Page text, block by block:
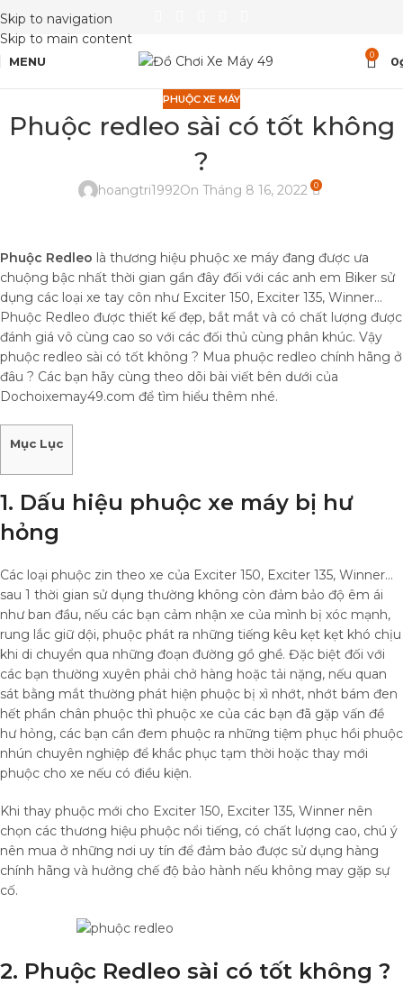
Skip to navigation
Skip to main content
MENU 0 0
PHUỘC XE MÁY
Phuộc redleo sài có tốt không
?
hoangtri1992On Tháng 8 16, 2022 0
Phuộc Redleo là thương hiệu phuộc xe máy đang được ưa
chuộng bậc nhất thời gian gần đây đối với các anh em Biker sử
dụng các loại xe tay côn như Exciter 150, Exciter 135, Winner…
Phuộc Redleo được thiết kế đẹp, bắt mắt và có chất lượng được
đánh giá vô cùng cao so với các đối thủ cùng phân khúc. Vậy
phuộc redleo sài có tốt không ? Mua phuộc redleo chính hãng ở
đâu ? Các bạn hãy cùng theo dõi bài viết bên dưới của
Dochoixemay49.com để tìm hiểu thêm nhé.
Mục Lục
1. Dấu hiệu phuộc xe máy bị hư
hỏng
Các loại phuộc zin theo xe của Exciter 150, Exciter 135, Winner…
sau 1 thời gian sử dụng thường không còn đảm bảo độ êm ái
như ban đầu, nếu các bạn cảm nhận xe của mình bị xóc mạnh,
rung lắc giữ dội, phuộc phát ra những tiếng kêu kẹt kẹt khó chịu
khi di chuyển qua những đoạn đường gồ ghề. Đặc biệt đối với
các bạn thường xuyên phải chở hàng hoặc tải nặng, nếu quan
sát bằng mắt thường phát hiện phuộc bị xì nhớt, nhớt bám đen
hết phần chân phuộc thì phuộc xe của các bạn đã gặp vấn đề
hư hỏng, các bạn cần đem phuộc ra những tiệm phục hồi phuộc
nhún chuyên nghiệp để khắc phục tạm thời hoặc thay mới
phuộc cho xe nếu có điều kiện.
Khi thay phuộc mới cho Exciter 150, Exciter 135, Winner nên
chọn các thương hiệu phuộc nổi tiếng, có chất lượng cao, chú ý
nên mua ở những nơi uy tín để đảm bảo được sử dụng hàng
chính hãng và hưởng chế độ bảo hành nếu không may gặp sự
cố.
2. Phuộc Redleo sài có tốt không ?